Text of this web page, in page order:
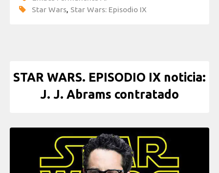
Star Wars, Star Wars: Episodio IX
STAR WARS. EPISODIO IX noticia:
J. J. Abrams contratado